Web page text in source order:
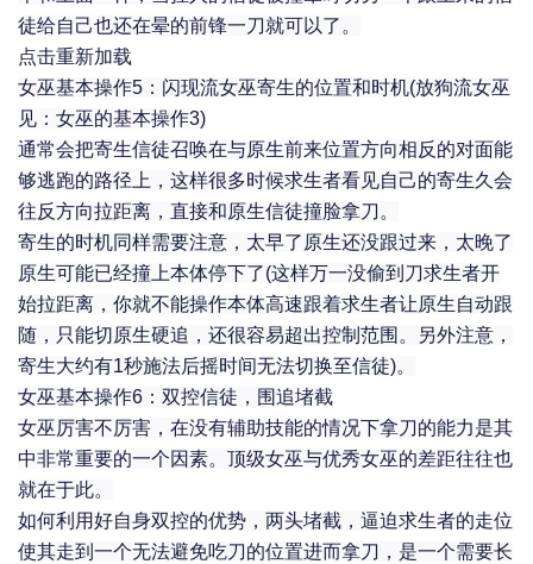
徒给自己也还在晕的前锋一刀就可以了。
点击重新加载
女巫基本操作5：闪现流女巫寄生的位置和时机(放狗流女巫
见：女巫的基本操作3)
通常会把寄生信徒召唤在与原生前来位置方向相反的对面能
够逃跑的路径上，这样很多时候求生者看见自己的寄生久会
往反方向拉距离，直接和原生信徒撞脸拿刀。
寄生的时机同样需要注意，太早了原生还没跟过来，太晚了
原生可能已经撞上本体停下了(这样万一没偷到刀求生者开
始拉距离，你就不能操作本体高速跟着求生者让原生自动跟
随，只能切原生硬追，还很容易超出控制范围。另外注意，
寄生大约有1秒施法后摇时间无法切换至信徒)。
女巫基本操作6：双控信徒，围追堵截
女巫厉害不厉害，在没有辅助技能的情况下拿刀的能力是其
中非常重要的一个因素。顶级女巫与优秀女巫的差距往往也
就在于此。
如何利用好自身双控的优势，两头堵截，逼迫求生者的走位
使其走到一个无法避免吃刀的位置进而拿刀，是一个需要长